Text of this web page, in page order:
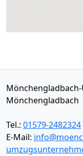
Mönchengladbach
Tel.: 01579-2482324
E-Mail: